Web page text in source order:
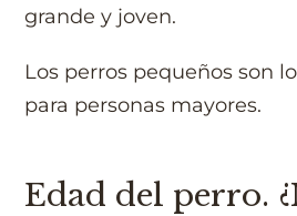
grande y joven.
Los perros pequeños son
para personas mayores.
Edad del perro.